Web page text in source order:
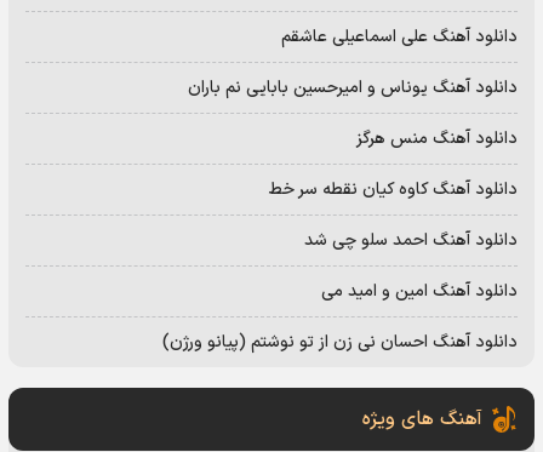
دانلود آهنگ علی اسماعیلی عاشقم
دانلود آهنگ یوناس و امیرحسین بابایی نم باران
دانلود آهنگ منس هرگز
دانلود آهنگ کاوه کیان نقطه سر خط
دانلود آهنگ احمد سلو چی شد
دانلود آهنگ امین و امید می
دانلود آهنگ احسان نی زن از تو نوشتم (پیانو ورژن)
آهنگ های ویژه